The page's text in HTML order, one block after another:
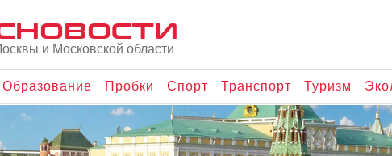
и Московской области
Образование Пробки Спорт Транспорт Туризм